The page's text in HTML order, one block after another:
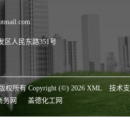
区人民东路351号
权所有 Copyright (©) 2026 XML
技术支
务网 盖德化工网